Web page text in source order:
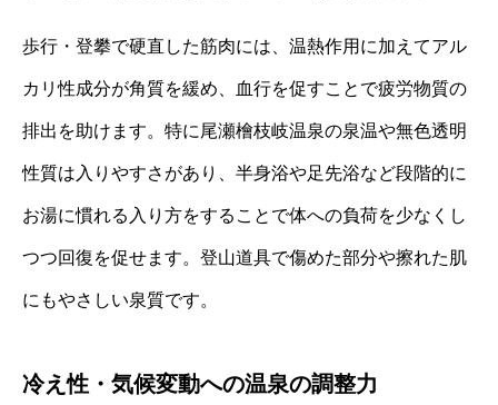
歩行・登攀で硬直した筋肉には、温熱作用に加えてアル
カリ性成分が角質を緩め、血行を促すことで疲労物質の
排出を助けます。特に尾瀬檜枝岐温泉の泉温や無色透明
性質は入りやすさがあり、半身浴や足先浴など段階的に
お湯に慣れる入り方をすることで体への負荷を少なくし
つつ回復を促せます。登山道具で傷めた部分や擦れた肌
にもやさしい泉質です。
冷え性・気候変動への温泉の調整力